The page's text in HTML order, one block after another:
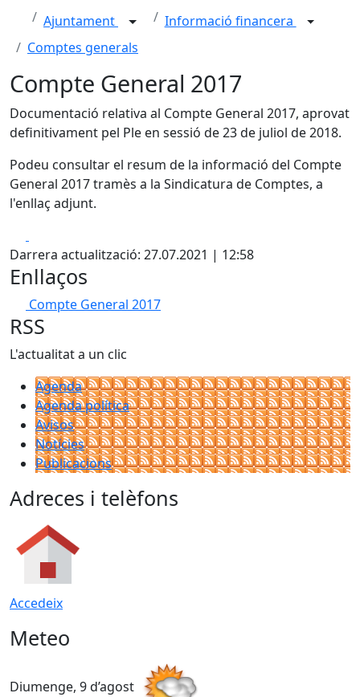
Ajuntament
Informació financera
Comptes generals
Compte General 2017
Documentació relativa al Compte General 2017, aprovat
definitivament pel Ple en sessió de 23 de juliol de 2018.
Podeu consultar el resum de la informació del Compte
General 2017 tramès a la Sindicatura de Comptes, a
l'enllaç adjunt.
Darrera actualització: 27.07.2021 | 12:58
Enllaços
Compte General 2017
RSS
L'actualitat a un clic
Agenda
Agenda política
Avisos
Notícies
Publicacions
Adreces i telèfons
Accedeix
Meteo
Diumenge, 9 d’agost